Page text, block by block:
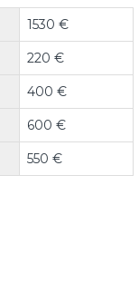
1530 €
220 €
400 €
600 €
550 €